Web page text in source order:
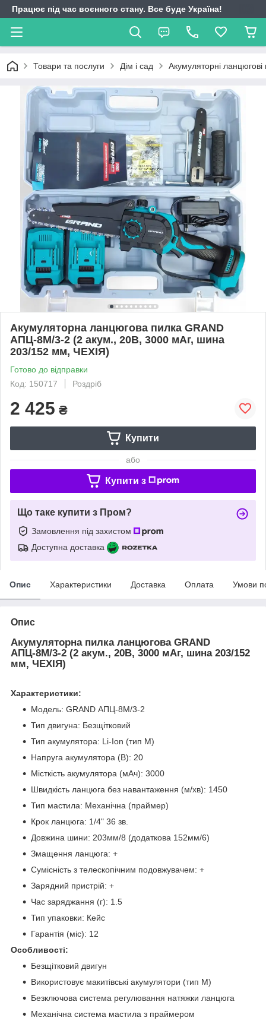
Працює під час воєнного стану. Все буде Україна!
Товари та послуги Дім і сад Акумуляторні ланцюгові
Акумуляторна ланцюгова пилка GRAND
АПЦ-8М/3-2 (2 акум., 20В, 3000 мАг, шина
203/152 мм, ЧЕХІЯ)
Готово до відправки
Код: 150717
Роздріб
2 425 ₴
Купити
або
Купити з
Що таке купити з Пром?
Замовлення під захистом
Доступна доставка
Опис Характеристики Доставка Оплата Умови
Опис
Акумуляторна пилка ланцюгова GRAND
АПЦ-8М/3-2 (2 акум., 20В, 3000 мАг, шина 203/152
мм, ЧЕХІЯ)
Характеристики:
Модель: GRAND АПЦ-8М/3-2
Тип двигуна: Безщітковий
Тип акумулятора: Li-Ion (тип М)
Напруга акумулятора (В): 20
Місткість акумулятора (мАч): 3000
Швидкість ланцюга без навантаження (м/хв): 1450
Тип мастила: Механічна (праймер)
Крок ланцюга: 1/4" 36 зв.
Довжина шини: 203мм/8 (додаткова 152мм/6)
Змащення ланцюга: +
Сумісність з телескопічним подовжувачем: +
Зарядний пристрій: +
Час заряджання (г): 1.5
Тип упаковки: Кейс
Гарантія (міс): 12
Особливості:
Безщітковий двигун
Використовує макитівські акумулятори (тип М)
Безключова система регулювання натяжки ланцюга
Механічна система мастила з праймером